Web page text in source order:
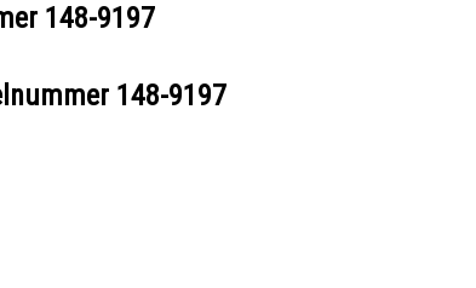
148-9197
148-9197